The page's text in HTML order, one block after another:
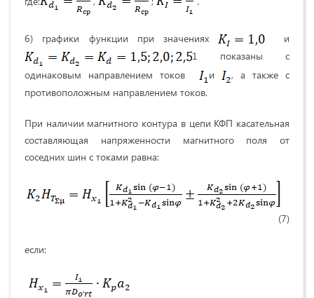
6) графики функции при значениях
и
1 показаны с
одинаковым направлением токов
и
, а также с
противоположным направлением токов.
При наличии магнитного контура в цепи КФП касательная
составляющая напряженности магнитного поля от
соседних шин с токами равна:
(7)
если: